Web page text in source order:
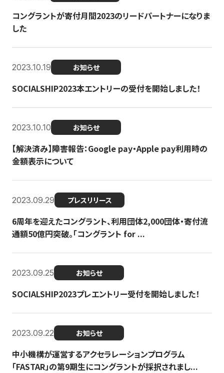
コングラントが寄付月間2023のリードパートナーになりま
した
2023.10.19 お知らせ
SOCIALSHIP2023本エントリーの受付を開始しました！
2023.10.10 お知らせ
【解決済み】障害報告：Google pay・Apple pay利用時の
金額表示について
2023.09.29 プレスリリース
6周年を迎えたコングラント、利用団体2,000団体・寄付流
通額50億円突破。「コングラント for ...
2023.09.25 お知らせ
SOCIALSHIP2023プレエントリー受付を開始しました！
2023.09.22 お知らせ
中小機構が運営するアクセラレーションプログラム
「FASTAR」の第9期生にコングラントが採択されまし...